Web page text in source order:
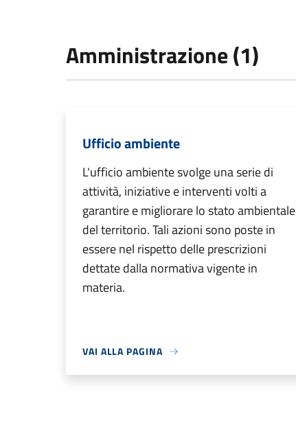
Amministrazione (1)
Ufficio ambiente
L'ufficio ambiente svolge una serie di
attività, iniziative e interventi volti a
garantire e migliorare lo stato ambientale
del territorio. Tali azioni sono poste in
essere nel rispetto delle prescrizioni
dettate dalla normativa vigente in
materia.
VAI ALLA PAGINA